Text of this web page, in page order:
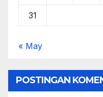
31
« May
POSTINGAN